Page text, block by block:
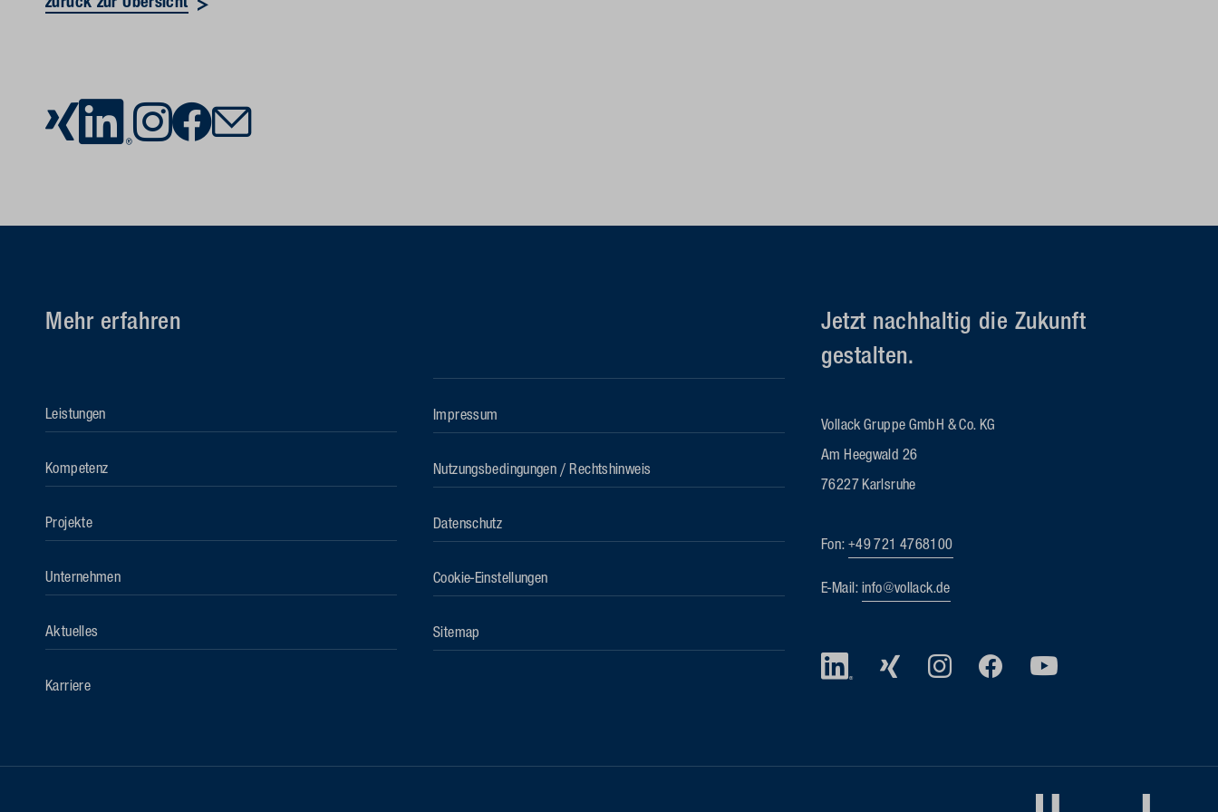
zurück zur Übersicht
Mehr erfahren
Leistungen
Kompetenz
Projekte
Unternehmen
Aktuelles
Karriere
Impressum
Nutzungsbedingungen / Rechtshinweis
Datenschutz
Cookie-Einstellungen
Sitemap
Jetzt nachhaltig die Zukunft
gestalten.
Vollack Gruppe GmbH & Co. KG
Am Heegwald 26
76227 Karlsruhe
Fon: +49 721 4768100
E-Mail:info@vollack.de